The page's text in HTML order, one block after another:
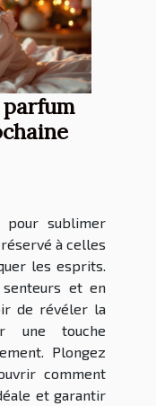
pour sublimer
à celles
les esprits.
senteurs et en
de révéler la
une touche
Plongez
comment
et garantir